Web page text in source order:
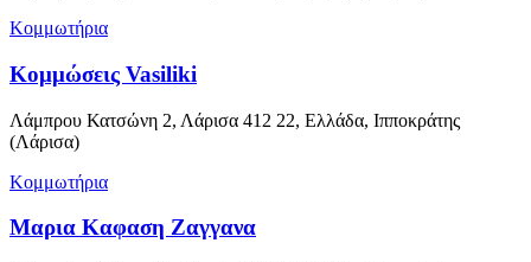
Κομμωτήρια
Κομμώσεις Vasiliki
Λάμπρου Κατσώνη 2, Λάρισα 412 22, Ελλάδα, Ιπποκράτης
(Λάρισα)
Κομμωτήρια
Μαρια Καφαση Ζαγγανα